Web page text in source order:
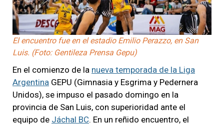
El encuentro fue en el estadio Emilio Perazzo, en San
Luis. (Foto: Gentileza Prensa Gepu)
En el comienzo de la nueva temporada de la Liga
Argentina GEPU (Gimnasia y Esgrima y Pedernera
Unidos), se impuso el pasado domingo en la
provincia de San Luis, con superioridad ante el
equipo de Jáchal BC. En un reñido encuentro, el